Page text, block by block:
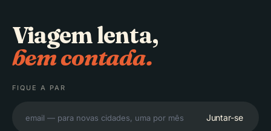
Viagem lenta,
bem contada.
FIQUE A PAR
Juntar-se